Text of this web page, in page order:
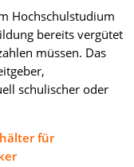
Hochschulstudium
bereits vergütet
müssen. Das
schulischer oder
für